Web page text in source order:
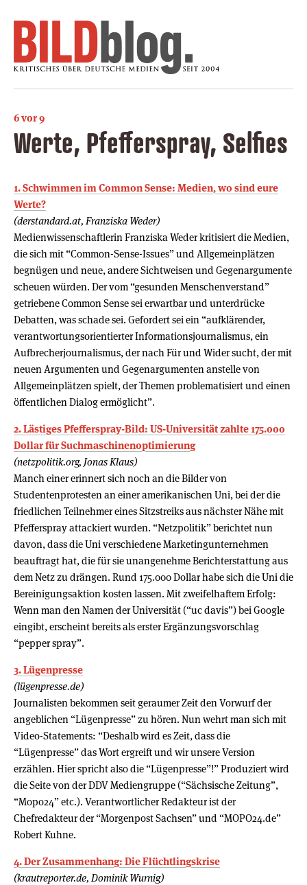
6 vor 9
Werte, Pfefferspray, Selfies
1. Schwimmen im Common Sense: Medien, wo sind eure
Werte?
(derstandard.at, Franziska Weder)
Medienwissenschaftlerin Franziska Weder kritisiert die Medien,
die sich mit “Common-Sense-Issues” und Allgemeinplätzen
begnügen und neue, andere Sichtweisen und Gegenargumente
scheuen würden. Der vom “gesunden Menschenverstand”
getriebene Common Sense sei erwartbar und unterdrücke
Debatten, was schade sei. Gefordert sei ein “aufklärender,
verantwortungsorientierter Informationsjournalismus, ein
Aufbrecherjournalismus, der nach Für und Wider sucht, der mit
neuen Argumenten und Gegenargumenten anstelle von
Allgemeinplätzen spielt, der Themen problematisiert und einen
öffentlichen Dialog ermöglicht”.
2. Lästiges Pfefferspray-Bild: US-Universität zahlte 175.000
Dollar für Suchmaschinenoptimierung
(netzpolitik.org, Jonas Klaus)
Manch einer erinnert sich noch an die Bilder von
Studentenprotesten an einer amerikanischen Uni, bei der die
friedlichen Teilnehmer eines Sitzstreiks aus nächster Nähe mit
Pfefferspray attackiert wurden. “Netzpolitik” berichtet nun
davon, dass die Uni verschiedene Marketingunternehmen
beauftragt hat, die für sie unangenehme Berichterstattung aus
dem Netz zu drängen. Rund 175.000 Dollar habe sich die Uni die
Bereinigungsaktion kosten lassen. Mit zweifelhaftem Erfolg:
Wenn man den Namen der Universität (“uc davis”) bei Google
eingibt, erscheint bereits als erster Ergänzungsvorschlag
“pepper spray”.
3. Lügenpresse
(lügenpresse.de)
Journalisten bekommen seit geraumer Zeit den Vorwurf der
angeblichen “Lügenpresse” zu hören. Nun wehrt man sich mit
Video-Statements: “Deshalb wird es Zeit, dass die
“Lügenpresse” das Wort ergreift und wir unsere Version
erzählen. Hier spricht also die “Lügenpresse”!” Produziert wird
die Seite von der DDV Mediengruppe (“Sächsische Zeitung”,
“Mopo24” etc.). Verantwortlicher Redakteur ist der
Chefredakteur der “Morgenpost Sachsen” und “MOPO24.de”
Robert Kuhne.
4. Der Zusammenhang: Die Flüchtlingskrise
(krautreporter.de, Dominik Wurnig)